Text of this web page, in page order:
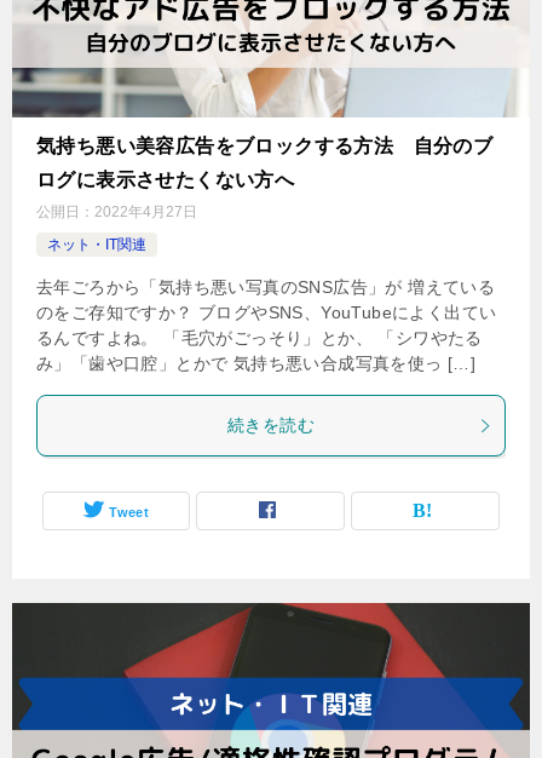
気持ち悪い美容広告をブロックする方法 自分のブ
ログに表示させたくない方へ
公開日： 2022年4月27日
ネット・IT関連
去年ごろから「気持ち悪い写真のSNS広告」が 増えている
のをご存知ですか？ ブログやSNS、YouTubeによく出てい
るんですよね。 「毛穴がごっそり」とか、 「シワやたる
み」「歯や口腔」とかで 気持ち悪い合成写真を使っ […]
続きを読む
Tweet